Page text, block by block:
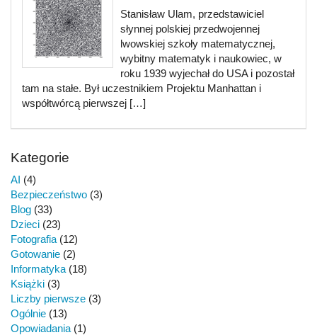
Stanisław Ulam, przedstawiciel
słynnej polskiej przedwojennej
lwowskiej szkoły matematycznej,
wybitny matematyk i naukowiec, w
roku 1939 wyjechał do USA i pozostał
tam na stałe. Był uczestnikiem Projektu Manhattan i
współtwórcą pierwszej […]
Kategorie
AI (4)
Bezpieczeństwo (3)
Blog (33)
Dzieci (23)
Fotografia (12)
Gotowanie (2)
Informatyka (18)
Książki (3)
Liczby pierwsze (3)
Ogólnie (13)
Opowiadania (1)